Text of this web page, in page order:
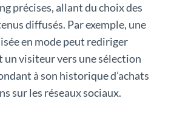
précises, allant du choix des
diffusés. Par exemple, une
en mode peut rediriger
visiteur vers une sélection
à son historique d’achats
sur les réseaux sociaux.